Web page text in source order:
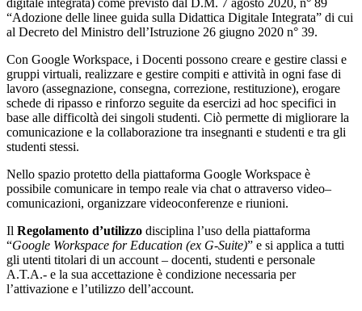
digitale integrata) come previsto dal D.M. 7 agosto 2020, n° 89
“Adozione delle linee guida sulla Didattica Digitale Integrata” di cui
al Decreto del Ministro dell’Istruzione 26 giugno 2020 n° 39.
Con Google Workspace, i Docenti possono creare e gestire classi e
gruppi virtuali, realizzare e gestire compiti e attività in ogni fase di
lavoro (assegnazione, consegna, correzione, restituzione), erogare
schede di ripasso e rinforzo seguite da esercizi ad hoc specifici in
base alle difficoltà dei singoli studenti. Ciò permette di migliorare la
comunicazione e la collaborazione tra insegnanti e studenti e tra gli
studenti stessi.
Nello spazio protetto della piattaforma Google Workspace è
possibile comunicare in tempo reale via chat o attraverso video–
comunicazioni, organizzare videoconferenze e riunioni.
Il Regolamento d’utilizzo disciplina l’uso della piattaforma
“Google Workspace for Education (ex G-Suite)” e si applica a tutti
gli utenti titolari di un account – docenti, studenti e personale
A.T.A.- e la sua accettazione è condizione necessaria per
l’attivazione e l’utilizzo dell’account.